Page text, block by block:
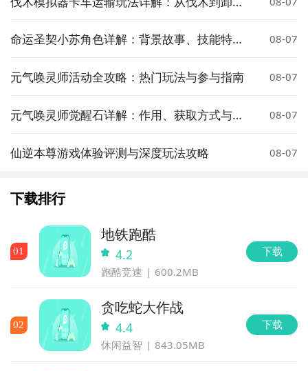
命运圣契小苏角色详解：背景故事、技能特点
08-07
元气唤灵师活动全攻略：热门玩法与参与指南 08-07
元气唤灵师觉醒石详解：作用、获取方式与使
08-07
仙逆本尊游戏体验评测与深度玩法攻略 08-07
下载排行
01
地铁跑酷
4.2
跑酷竞速 600.2MB
下载
02
贪吃蛇大作战
4.4
休闲益智 843.05MB
下载